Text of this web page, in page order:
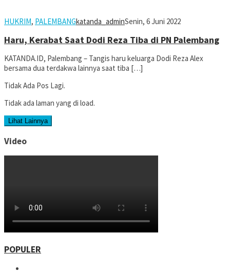
HUKRIM, PALEMBANGkatanda_adminSenin, 6 Juni 2022
Haru, Kerabat Saat Dodi Reza Tiba di PN Palembang
KATANDA.ID, Palembang – Tangis haru keluarga Dodi Reza Alex
bersama dua terdakwa lainnya saat tiba […]
Tidak Ada Pos Lagi.
Tidak ada laman yang di load.
Lihat Lainnya
Video
POPULER